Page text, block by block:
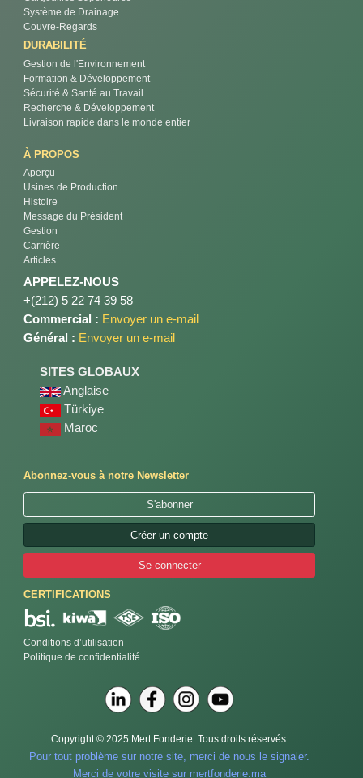
Système de Drainage
Couvre-Regards
DURABILITÉ
Gestion de l'Environnement
Formation & Développement
Sécurité & Santé au Travail
Recherche & Développement
Livraison rapide dans le monde entier
À PROPOS
Aperçu
Usines de Production
Histoire
Message du Président
Gestion
Carrière
Articles
APPELEZ-NOUS
+(212) 5 22 74 39 58
Commercial : Envoyer un e-mail
Général : Envoyer un e-mail
SITES GLOBAUX
Anglaise
Türkiye
Maroc
Abonnez-vous à notre Newsletter
S'abonner
Créer un compte
Se connecter
CERTIFICATIONS
Conditions d’utilisation
Politique de confidentialité
Copyright © 2025 Mert Fonderie. Tous droits réservés.
Pour tout problème sur notre site, merci de nous le signaler.
Merci de votre visite sur mertfonderie.ma